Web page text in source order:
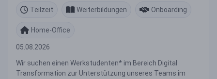
Teilzeit
Weiterbildungen Onboarding
Home-Office
05.08.2026
Wir suchen einen Werkstudenten* im Bereich Digital
Transformation zur Unterstützung unseres Teams im